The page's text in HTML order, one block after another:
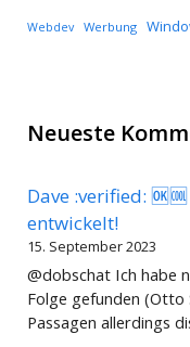
Webdev Werbung
Neueste
Dave :verified: 🆗🆒
entwickelt!
15. September 2023
@dobschat Ich habe
Folge gefunden
Passagen allerdings